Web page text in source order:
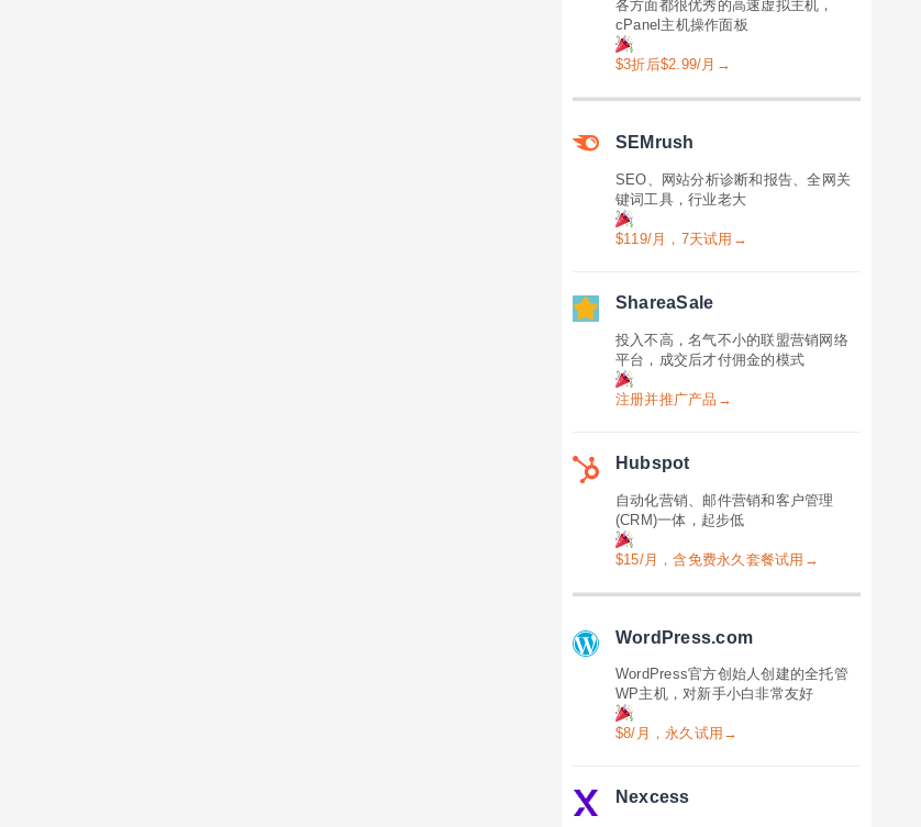
各方面都很优秀的高速虚拟主机，
cPanel主机操作面板
$3折后$2.99/月→
SEMrush
SEO、网站分析诊断和报告、全网关
键词工具，行业老大
$119/月，7天试用→
ShareaSale
投入不高，名气不小的联盟营销网络
平台，成交后才付佣金的模式
注册并推广产品→
Hubspot
自动化营销、邮件营销和客户管理
(CRM)一体，起步低
$15/月，含免费永久套餐试用→
WordPress.com
WordPress官方创始人创建的全托管
WP主机，对新手小白非常友好
$8/月，永久试用→
Nexcess